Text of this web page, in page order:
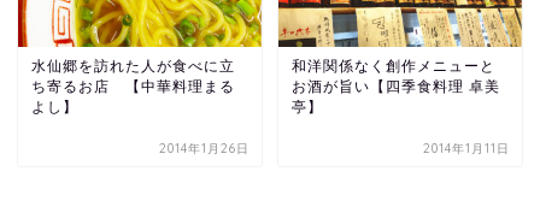
水仙郷を訪れた人が食べに立
ち寄るお店 【中華料理まる
よし】
2014年1月26日
和洋関係なく創作メニューと
お酒が旨い【四季食料理 卓美
亭】
2014年1月11日